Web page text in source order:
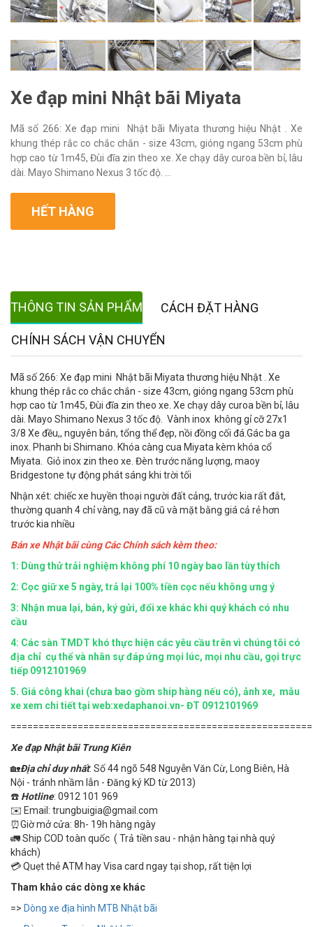
Xe đạp mini Nhật bãi Miyata
Mã số 266: Xe đạp mini Nhật bãi Miyata thương hiệu Nhật . Xe
khung thép rắc co chắc chắn - size 43cm, gióng ngang 53cm phù
hợp cao từ 1m45, Đùi đĩa zin theo xe. Xe chạy dây curoa bền bỉ, lâu
dài. Mayo Shimano Nexus 3 tốc độ. ...
HẾT HÀNG
THÔNG TIN SẢN PHẨM CÁCH ĐẶT HÀNG
CHÍNH SÁCH VẬN CHUYỂN
Mã số 266: Xe đạp mini Nhật bãi Miyata thương hiệu Nhật . Xe
khung thép rắc co chắc chắn - size 43cm, gióng ngang 53cm phù
hợp cao từ 1m45, Đùi đĩa zin theo xe. Xe chạy dây curoa bền bỉ, lâu
dài. Mayo Shimano Nexus 3 tốc độ. Vành inox không gỉ cỡ 27x1
3/8 Xe đều,, nguyên bản, tổng thể đẹp, nồi đồng cối đá.Gác ba ga
inox. Phanh bi Shimano. Khóa càng cua Miyata kèm khóa cổ
Miyata. Giỏ inox zin theo xe. Đèn trước năng lượng, maoy
Bridgestone tự động phát sáng khi trời tối
Nhận xét: chiếc xe huyền thoại người đất cảng, trước kia rất đắt,
thường quanh 4 chỉ vàng, nay đã cũ và mặt bằng giá cả rẻ hơn
trước kia nhiều
Bán xe Nhật bãi cùng Các Chính sách kèm theo:
1: Dùng thử trải nghiệm không phí 10 ngày bao lần tùy thích
2: Cọc giữ xe 5 ngày, trả lại 100% tiền cọc nếu không ưng ý
3: Nhận mua lại, bán, ký gửi, đổi xe khác khi quý khách có nhu
cầu
4: Các sàn TMDT khó thực hiện các yêu cầu trên vì chúng tôi có
địa chỉ cụ thể và nhân sự đáp ứng mọi lúc, mọi nhu cầu, gọi trực
tiếp 0912101969
5. Giá công khai (chưa bao gồm ship hàng nếu có), ảnh xe, mẫu
xe xem chi tiết tại web:xedaphanoi.vn- ĐT 0912101969
Xe đạp Nhật bãi Trung Kiên
🏡Địa chỉ duy nhất: Số 44 ngõ 548 Nguyễn Văn Cừ, Long Biên, Hà
Nội - tránh nhầm lẫn - Đăng ký KD từ 2013)
☎️ Hotline: 0912 101 969
✉️ Email: trungbuigia@gmail.com
⏰Giờ mở cửa: 8h- 19h hàng ngày
🚛 Ship COD toàn quốc ( Trả tiền sau - nhận hàng tại nhà quý
khách)
💳 Quẹt thẻ ATM hay Visa card ngay tại shop, rất tiện lợi
Tham khảo các dòng xe khác
=> Dòng xe địa hình MTB Nhật bãi